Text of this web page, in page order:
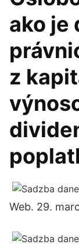
ako je
z
Web. 29.